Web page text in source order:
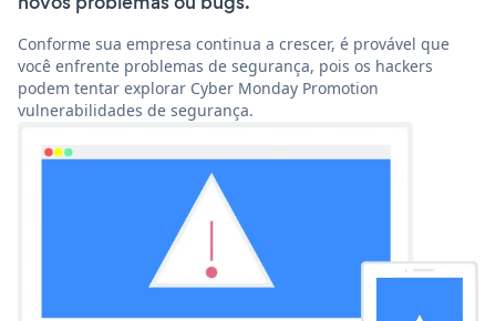
Conforme sua empresa continua a crescer, é provável que
você enfrente problemas de segurança, pois os hackers
podem tentar explorar Cyber Monday Promotion
vulnerabilidades de segurança.